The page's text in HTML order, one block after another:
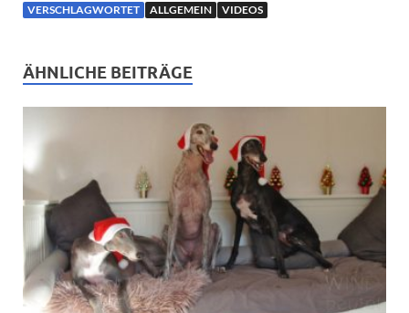
VERSCHLAGWORTET ALLGEMEIN VIDEOS
ÄHNLICHE BEITRÄGE